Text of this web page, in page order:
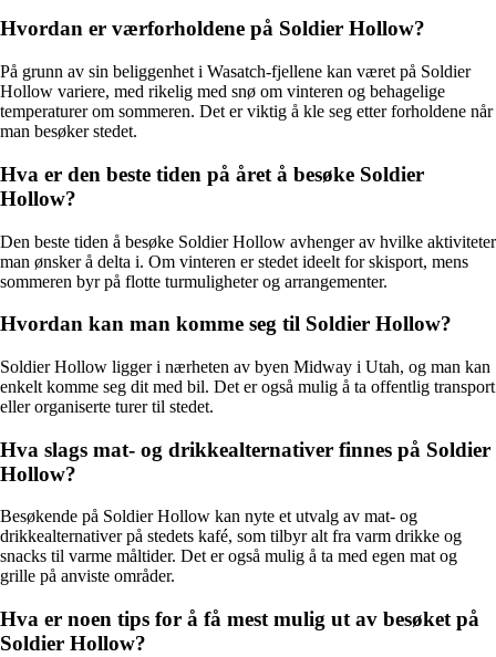
Hvordan er værforholdene på Soldier Hollow?
På grunn av sin beliggenhet i Wasatch-fjellene kan været på Soldier
Hollow variere, med rikelig med snø om vinteren og behagelige
temperaturer om sommeren. Det er viktig å kle seg etter forholdene når
man besøker stedet.
Hva er den beste tiden på året å besøke Soldier
Hollow?
Den beste tiden å besøke Soldier Hollow avhenger av hvilke aktiviteter
man ønsker å delta i. Om vinteren er stedet ideelt for skisport, mens
sommeren byr på flotte turmuligheter og arrangementer.
Hvordan kan man komme seg til Soldier Hollow?
Soldier Hollow ligger i nærheten av byen Midway i Utah, og man kan
enkelt komme seg dit med bil. Det er også mulig å ta offentlig transport
eller organiserte turer til stedet.
Hva slags mat- og drikkealternativer finnes på Soldier
Hollow?
Besøkende på Soldier Hollow kan nyte et utvalg av mat- og
drikkealternativer på stedets kafé, som tilbyr alt fra varm drikke og
snacks til varme måltider. Det er også mulig å ta med egen mat og
grille på anviste områder.
Hva er noen tips for å få mest mulig ut av besøket på
Soldier Hollow?